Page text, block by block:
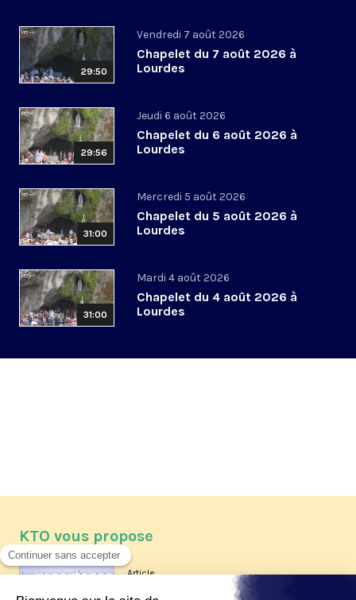
29:50
Vendredi 7 août 2026
Chapelet du 7 août 2026 à
Lourdes
29:56
Jeudi 6 août 2026
Chapelet du 6 août 2026 à
Lourdes
31:00
Mercredi 5 août 2026
Chapelet du 5 août 2026 à
Lourdes
31:00
Mardi 4 août 2026
Chapelet du 4 août 2026 à
Lourdes
KTO vous propose
Article
Les reportages d'été 2026 de KTO